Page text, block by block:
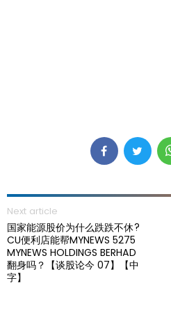
Next article
国家能源股价为什么跌跌不休?
CU便利店能帮MYNEWS 5275
MYNEWS HOLDINGS BERHAD
翻身吗？【谈股论今 07】【中
字】